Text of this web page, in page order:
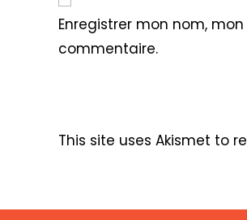
or
username
to
Enregistrer mon nom,
commentaire.
This site uses Akismet to